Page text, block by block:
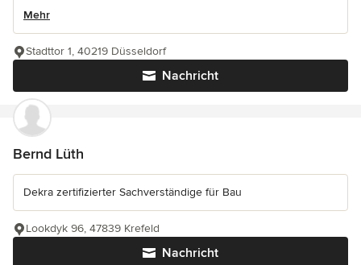
Mehr
Nachricht
Stadttor 1, 40219 Düsseldorf
Bernd Lüth
Dekra zertifizierter Sachverständige für Bau
Nachricht
Lookdyk 96, 47839 Krefeld